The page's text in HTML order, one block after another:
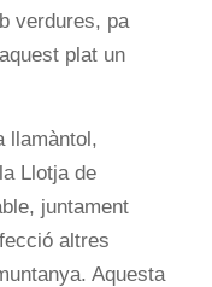
verdures, pa
plat un
llamàntol,
Llotja de
juntament
altres
Aquesta